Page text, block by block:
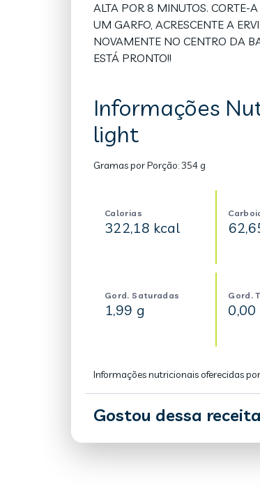
ALTA POR 8 MINUTOS. CORTE-
UM GARFO, ACRESCENTE A
NOVAMENTE NO CENTRO DA
ESTÁ PRONTO!!
Informações
light
Gramas por Porção:354 g
Calorias
322,18 kcal
Gord. Saturadas
1,99 g
Gord.
0,00
Informações nutricionais oferecidas por
Gostou dessa